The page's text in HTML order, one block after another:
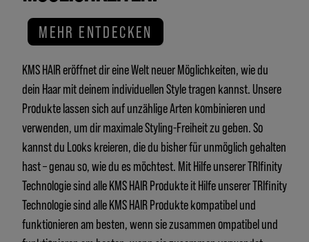
MEHR ENTDECKEN
KMS HAIR eröffnet dir eine Welt neuer Möglichkeiten, wie du
dein Haar mit deinem individuellen Style tragen kannst. Unsere
Produkte lassen sich auf unzählige Arten kombinieren und
verwenden, um dir maximale Styling-Freiheit zu geben. So
kannst du Looks kreieren, die du bisher für unmöglich gehalten
hast – genau so, wie du es möchtest. Mit Hilfe unserer TRIfinity
Technologie sind alle KMS HAIR Produkte it Hilfe unserer TRIfinity
Technologie sind alle KMS HAIR Produkte kompatibel und
funktionieren am besten, wenn sie zusammen ompatibel und